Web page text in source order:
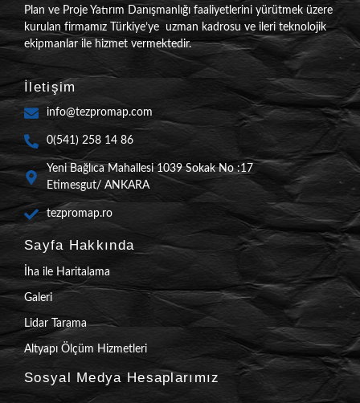
Plan ve Proje Yatırım Danışmanlığı faaliyetlerini yürütmek üzere
kurulan firmamız Türkiye’ye uzman kadrosu ve ileri teknolojik
ekipmanlar ile hizmet vermektedir.
İletişim
info@tezpromap.com
0(541) 258 14 86
Yeni Bağlıca Mahallesi 1039 Sokak No :17
Etimesgut/ ANKARA
tezpromap.ro
Sayfa Hakkında
İha ile Haritalama
Galeri
Lidar Tarama
Altyapı Ölçüm Hizmetleri
Sosyal Medya Hesaplarımız